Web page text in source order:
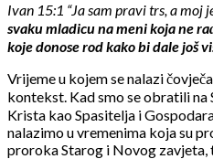
Ivan 15:1 “Ja sam pravi trs, a moj
svaku mladicu na meni koja ne
koje donose rod kako bi dale još
Vrijeme u kojem se nalazi
kontekst. Kad smo se obratili
Krista kao Spasitelja i
nalazimo u vremenima koja su
proroka Starog i Novog zavjeta,